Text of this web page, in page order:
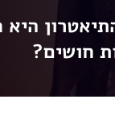
היא
חושים?